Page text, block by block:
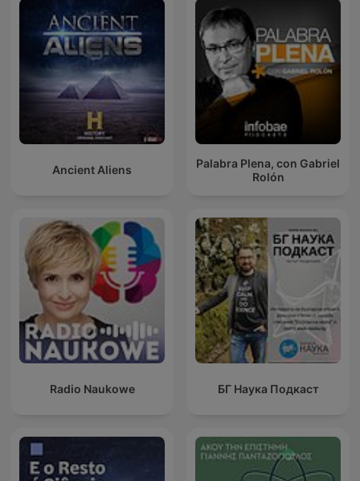
Ancient Aliens
Palabra Plena, con Gabriel
Rolón
Radio Naukowe БГ Наука Подкаст